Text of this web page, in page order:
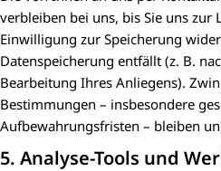
verbleiben bei uns, bis Sie uns
Einwilligung zur Speicherung
Datenspeicherung entfällt (z. B.
Bearbeitung Ihres Anliegens).
Bestimmungen – insbesondere
Aufbewahrungsfristen – bleiben
5. Analyse-Tools und